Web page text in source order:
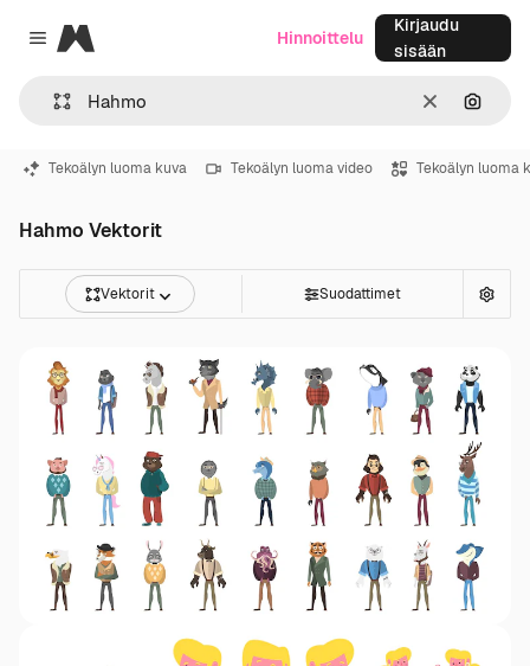
Close menu
Magnific
SelkeäHae
Hinnoittelu
Kirjaudu
sisään
Tekoälyn luoma kuva Tekoälyn luoma video Tekoälyn luoma
Hahmo Vektorit
Vektorit Suodattimet